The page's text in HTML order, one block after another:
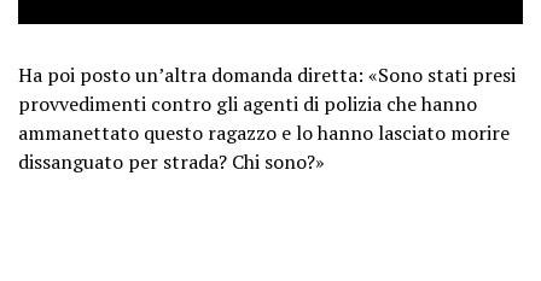
Ha poi posto un’altra domanda diretta: «Sono stati presi
provvedimenti contro gli agenti di polizia che hanno
ammanettato questo ragazzo e lo hanno lasciato morire
dissanguato per strada? Chi sono?»